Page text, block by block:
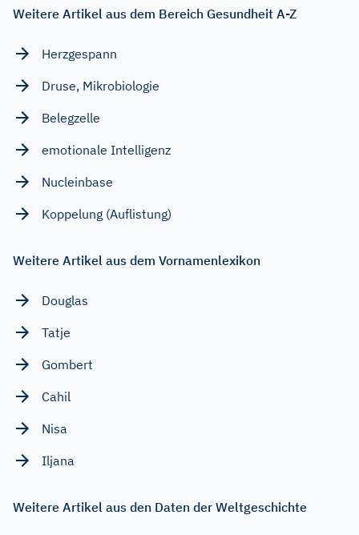
Weitere Artikel aus dem Bereich Gesundheit A-Z
Herzgespann
Druse, Mikrobiologie
Belegzelle
emotionale Intelligenz
Nucleinbase
Koppelung (Auflistung)
Weitere Artikel aus dem Vornamenlexikon
Douglas
Tatje
Gombert
Cahil
Nisa
Iljana
Weitere Artikel aus den Daten der Weltgeschichte